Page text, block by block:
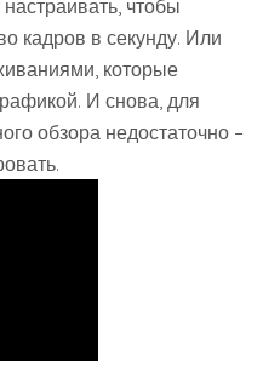
чтобы
кадров в секунду. Или
которые
И снова, для
обзора недостаточно –